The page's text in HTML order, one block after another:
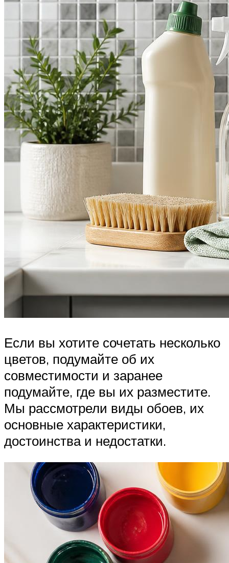
Если вы хотите сочетать несколько
цветов, подумайте об их
совместимости и заранее
подумайте, где вы их разместите.
Мы рассмотрели виды обоев, их
основные характеристики,
достоинства и недостатки.